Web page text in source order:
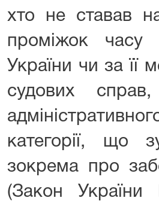
хто не ставав
проміжок часу
України чи за її
судових
категорії, що
зокрема про
(Закон